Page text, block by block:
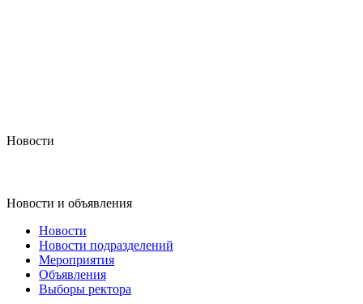
Новости
Новости и объявления
Новости
Новости подразделений
Мероприятия
Объявления
Выборы ректора